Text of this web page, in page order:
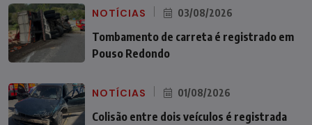
NOTÍCIAS 03/08/2026
Tombamento de carreta é registrado em
Pouso Redondo
NOTÍCIAS 01/08/2026
Colisão entre dois veículos é registrada